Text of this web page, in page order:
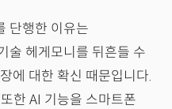
단행한 이유는
술 헤게모니를 뒤흔들 수
에 대한 확신 때문입니다.
한 AI 기능을 스마트폰